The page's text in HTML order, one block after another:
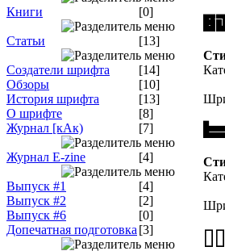
Книги [0]
Статьи [13]
Создатели шрифта
[14]
Обзоры
[10]
История шрифта
[13]
О шрифте
[8]
Журнал [кАк)
[7]
Журнал E-zine [4]
Выпуск #1
[4]
Выпуск #2
[2]
Выпуск #6
[0]
Допечатная подготовка [3]